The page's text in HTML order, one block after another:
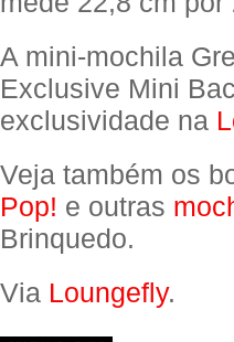
A mini-mochila
Exclusive Mini
exclusividade na
Veja também os
Pop! e outras
Brinquedo.
Via Loungefly.